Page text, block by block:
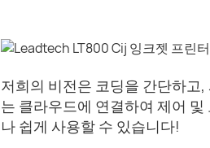
저희의 비전은 코딩을 간단하고
는 클라우드에 연결하여 제어
나 쉽게 사용할 수 있습니다!